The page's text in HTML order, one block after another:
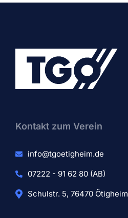
Kontakt zum Verein​
info@tgoetigheim.de
07222 - 91 62 80 (AB)
Schulstr. 5, 76470 Ötigheim